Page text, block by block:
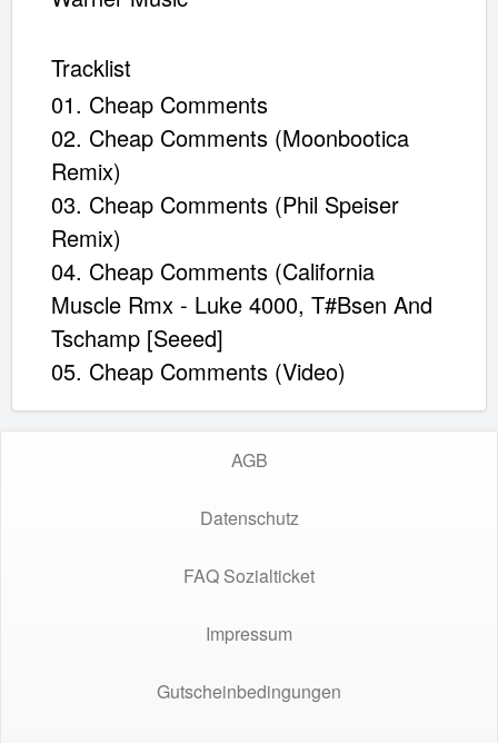
Tracklist
01. Cheap Comments
02. Cheap Comments (Moonbootica
Remix)
03. Cheap Comments (Phil Speiser
Remix)
04. Cheap Comments (California
Muscle Rmx - Luke 4000, T#Bsen And
Tschamp [Seeed]
05. Cheap Comments (Video)
AGB
Datenschutz
FAQ Sozialticket
Impressum
Gutscheinbedingungen